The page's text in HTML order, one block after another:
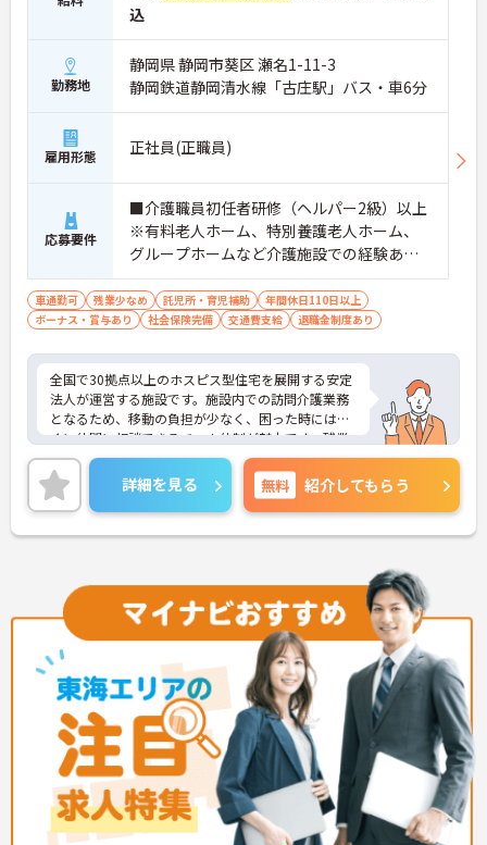
・安定した法人基盤と福利厚生で、長く働きやすい
★業界水準を上回る処遇改善の実績と好待遇
・R&Oの賃金は、「経験」「成長」「貢献」がきち
んと反映される仕組みを構築
・職能は3階層9段階に分かれており、役割・責任の
広がりに応じて等級が上がる！
・賞与年3回！
て、企業型確定拠出年金（DC）やつみたてNISA等に
活用できる仕組みです。）
込
勤務地
静岡県 静岡市葵区 瀬名1-11-3
静岡鉄道静岡清水線「古庄駅」バス・車6分
雇用形態 正社員(正職員)
応募要件
■介護職員初任者研修（ヘルパー2級）以上
※有料老人ホーム、特別養護老人ホーム、
グループホームなど介護施設での経験ある
方歓迎 ※ホスピス勤務（訪問介護）や「看
取り」が初めての方も可
車通勤可 残業少なめ 託児所・育児補助
年間休日110日以上
ボーナス・賞与あり
社会保険完備 交通費支給 退職金制度あり
全国で30拠点以上のホスピス型住宅を展開する安定
法人が運営する施設です。施設内での訪問介護業務
となるため、移動の負担が少なく、困った時にはす
ぐに仲間に相談できるチーム体制が魅力です。残業
は全社平均残業月5時間程度と少なく、3日以上の連
続休暇で支援金が支給される独自の制度や、美容皮
膚科などの割引が受けられる福利厚生も充実してい
ます。ホスピスケアが初めてでも、充実した入社時
研修と資格取得支援制度を活用し、専門性を高めな
ームで協力しながらより良いケアを提供したい方に
ぴったりの環境です。
★おすすめPOINT★
【「看取り・難病ケアのプロ」として成長できる環
境が整っています】
・がん末期・神経難病の方に特化したホスピス型住
宅ならではの専門的なスキルを、日常業務の中で習
得することができます
・入社時は先輩スタッフの同行訪問からスタートす
るため、訪問介護未経験の方も安心して業務に慣れ
ることができます
・訪問診療医と24時間連携し、チームで看取りに取
詳細を見る 無料 紹介してもらう